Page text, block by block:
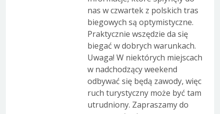
nas w czwartek z polskich tras
biegowych są optymistyczne.
Praktycznie wszędzie da się
biegać w dobrych warunkach.
Uwaga! W niektórych miejscach
w nadchodzący weekend
odbywać się będą zawody, więc
ruch turystyczny może być tam
utrudniony. Zapraszamy do